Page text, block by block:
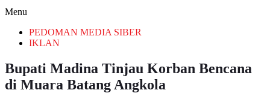
Menu
PEDOMAN MEDIA SIBER
IKLAN
Bupati Madina Tinjau Korban Bencana
di Muara Batang Angkola